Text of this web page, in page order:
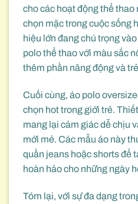
cho các hoạt động thể
chọn mặc trong cuộc sống
hiệu lớn đang chú trọng
polo thể thao với màu sắc
thêm phần năng động và
Cuối cùng, áo polo
chọn hot trong giới trẻ.
mang lại cảm giác dễ chịu
mới mẻ. Các mẫu áo này
quần jeans hoặc shorts để
hoàn hảo cho những ngày
Tóm lại, với sự đa dạng